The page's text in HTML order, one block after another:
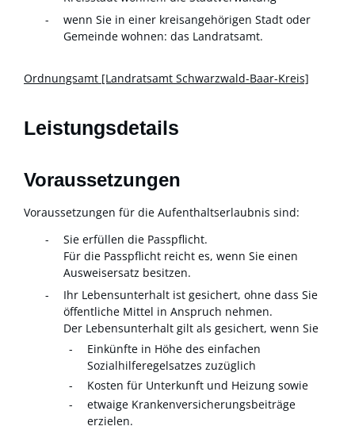
wenn Sie in einer kreisangehörigen Stadt oder
Gemeinde wohnen: das Landratsamt.
Ordnungsamt [Landratsamt Schwarzwald-Baar-Kreis]
Leistungsdetails
Voraussetzungen
Voraussetzungen für die Aufenthaltserlaubnis sind:
Sie erfüllen die Passpflicht.
Für die Passpflicht reicht es, wenn Sie einen
Ausweisersatz besitzen.
Ihr Lebensunterhalt ist gesichert, ohne dass Sie
öffentliche Mittel in Anspruch nehmen.
Der Lebensunterhalt gilt als gesichert, wenn Sie
Einkünfte in Höhe des einfachen
Sozialhilferegelsatzes zuzüglich
Kosten für Unterkunft und Heizung sowie
etwaige Krankenversicherungsbeiträge
erzielen.